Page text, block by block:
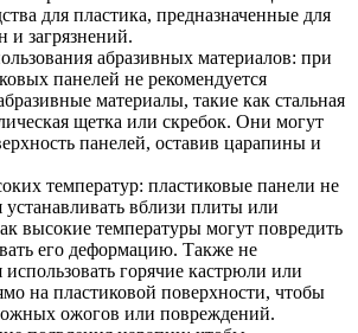
для пластика, предназначенные для
и загрязнений.
абразивных материалов: при
панелей не рекомендуется
материалы, такие как стальная
щетка или скребок. Они могут
панелей, оставив царапины и
температур: пластиковые панели не
устанавливать вблизи плиты или
высокие температуры могут повредить
его деформацию. Также не
использовать горячие кастрюли или
на пластиковой поверхности, чтобы
ожогов или повреждений.